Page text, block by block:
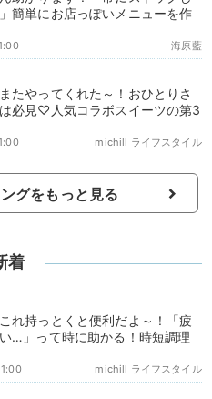
簡単にお店っぽいメニューを作
海原藍
たやってくれた～！おひとりさ
必見♡人気コラボスイーツの第3
michill ライフスタイル
グをもっと見る
着
れ持っとくと便利だよ～！「疲
…」って時に助かる！時短調理
michill ライフスタイル